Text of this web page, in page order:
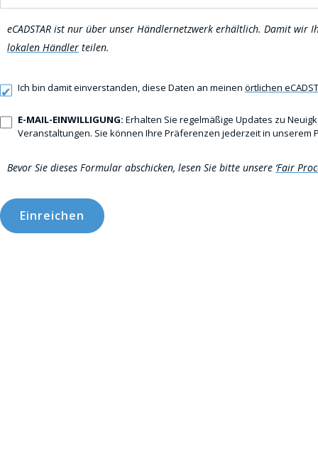
eCADSTAR ist nur über unser Händlernetzwerk erhältlich. Damit
lokalen Händler teilen.
Ich bin damit einverstanden, diese Daten an meinen örtlichen
E-MAIL-EINWILLIGUNG: Erhalten Sie regelmäßige Updates zu
Veranstaltungen. Sie können Ihre Präferenzen jederzeit in
Bevor Sie dieses Formular abschicken, lesen Sie bitte unsere ‘Fair
Einreichen